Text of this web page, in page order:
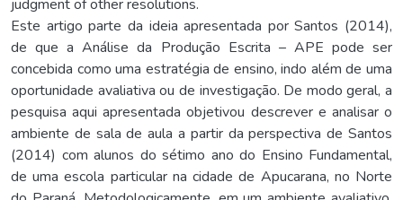
judgment of other resolutions.
Este artigo parte da ideia apresentada por Santos (2014),
de que a Análise da Produção Escrita – APE pode ser
concebida como uma estratégia de ensino, indo além de uma
oportunidade avaliativa ou de investigação. De modo geral, a
pesquisa aqui apresentada objetivou descrever e analisar o
ambiente de sala de aula a partir da perspectiva de Santos
(2014) com alunos do sétimo ano do Ensino Fundamental,
de uma escola particular na cidade de Apucarana, no Norte